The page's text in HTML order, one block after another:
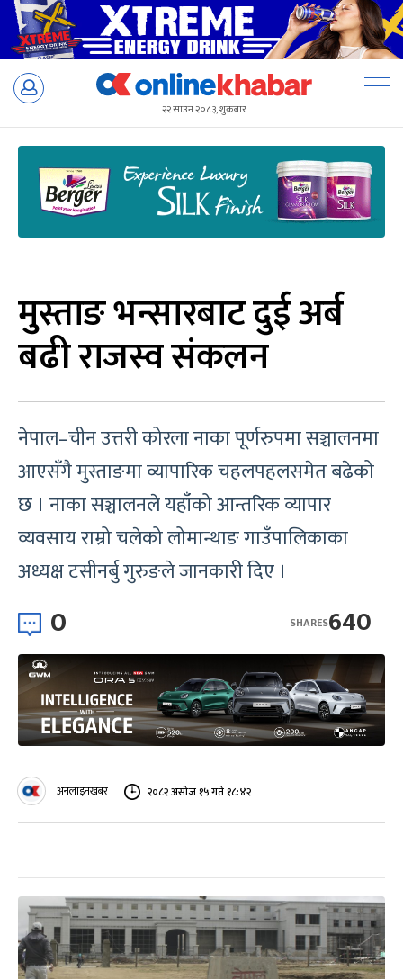
Skip
२२ साउन २०८३, शुक्रबार
मुस्ताङ भन्सारबाट दुई अर्ब
बढी राजस्व संकलन
नेपाल–चीन उत्तरी कोरला नाका पूर्णरुपमा सञ्चालनमा
आएसँगै मुस्ताङमा व्यापारिक चहलपहलसमेत बढेको
छ । नाका सञ्चालनले यहाँको आन्तरिक व्यापार
व्यवसाय राम्रो चलेको लोमान्थाङ गाउँपालिकाका
अध्यक्ष टसीनर्बु गुरुङले जानकारी दिए ।
0 640
SHARES
अनलाइनखबर २०८२ असोज १५ गते १८:४२